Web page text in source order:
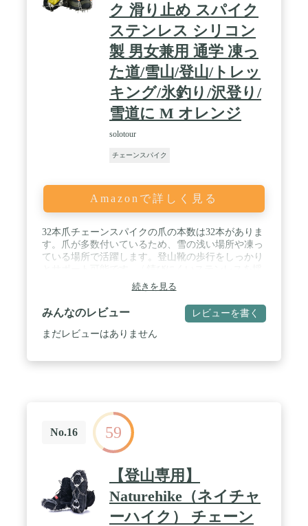
ク 滑り止め スパイク
ステンレス シリコン
製 男女兼用 通学 凍っ
た道/雪山/登山/トレッ
キング/氷釣り/沢登り/
雪道に M オレンジ
solotour
チェーンスパイク
Amazonで詳しく見る
32本爪チェーンスパイクの爪の本数は32本がありま
す。爪が多数付いているため、雪の浅い場所や凍っ
ている場所で活躍します。登山靴の歩行をしっかり
用します。爪の厚さは2ｍｍで耐久性に優れます。
爪の長さが11ｍｍで氷や雪にしっかりと引っかかる
ため、安定感が高まります。 / 脱落防止ベルトが付
きので、チェーンスパイクを着脱は簡単です。使わ
ないときはコンパクトに収納ケースにまとめられて
女兼用なので足のサイズに合わせて選べます。雪山
での登山に使えるのはもちろん、急な雪で凍ってし
まった道を歩く際も使用可能です。
続きを見る
みんなのレビュー レビューを書く
まだレビューはありません
No.16 59
【登山専用】
Naturehike（ネイチャ
ーハイク） チェーン